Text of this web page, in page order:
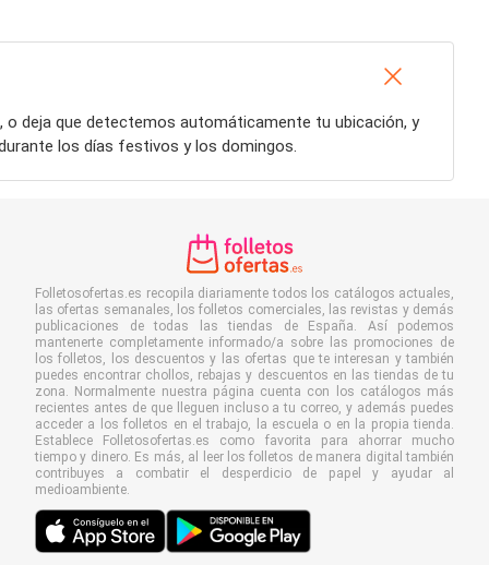
deja que detectemos automáticamente tu ubicación, y
los días festivos y los domingos.
Folletosofertas.es recopila diariamente todos los catálogos actuales,
las ofertas semanales, los folletos comerciales, las revistas y demás
publicaciones de todas las tiendas de España. Así podemos
mantenerte completamente informado/a sobre las promociones de
los folletos, los descuentos y las ofertas que te interesan y también
puedes encontrar chollos, rebajas y descuentos en las tiendas de tu
zona. Normalmente nuestra página cuenta con los catálogos más
recientes antes de que lleguen incluso a tu correo, y además puedes
acceder a los folletos en el trabajo, la escuela o en la propia tienda.
Establece Folletosofertas.es como favorita para ahorrar mucho
tiempo y dinero. Es más, al leer los folletos de manera digital también
contribuyes a combatir el desperdicio de papel y ayudar al
medioambiente.